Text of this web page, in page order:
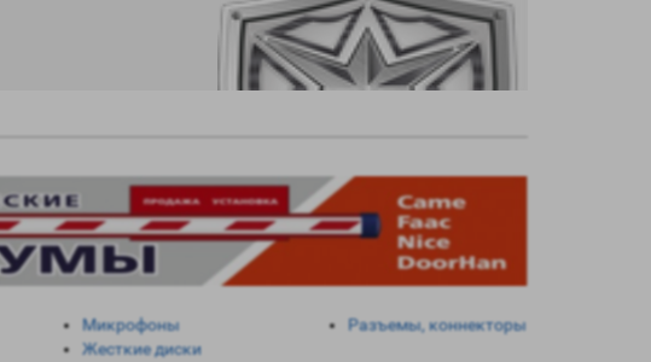
Микрофоны
Жесткие диски
Разъемы, коннекторы